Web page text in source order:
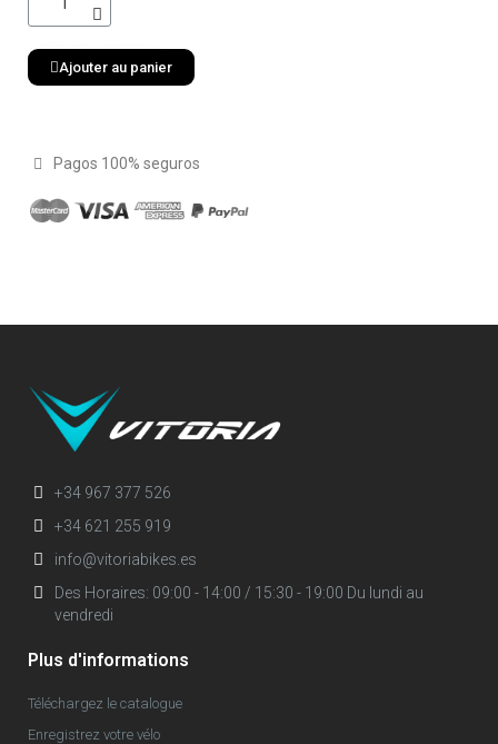
Ajouter au panier
Pagos 100% seguros
+34 967 377 526
+34 621 255 919
info@vitoriabikes.es
Des Horaires: 09:00 - 14:00 / 15:30 - 19:00 Du lundi au
vendredi
Plus d'informations
Téléchargez le catalogue
Enregistrez votre vélo